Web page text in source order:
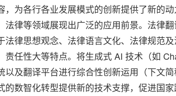
，为各行各业发展模式的创新提供了新的
法律等领域展现出广泛的应用前景。法律
法律思想观念、法律语言文化、法律规范
责任性大等特点。将生成式 AI 技术（如
及翻译平台进行综合性创新运用（下文简
的数智化转型提供新的技术支撑，促进国